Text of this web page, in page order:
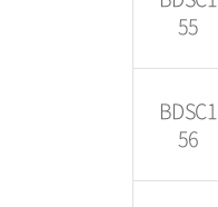
55
BDSC1
56